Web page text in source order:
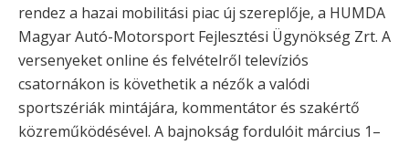
rendez a hazai mobilitási piac új szereplője, a HUMDA
Magyar Autó-Motorsport Fejlesztési Ügynökség Zrt. A
versenyeket online és felvételről televíziós
csatornákon is követhetik a nézők a valódi
sportszériák mintájára, kommentátor és szakértő
közreműködésével. A bajnokság fordulóit március 1–